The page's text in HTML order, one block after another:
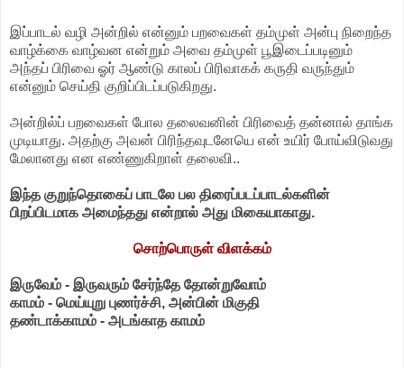
இப்பாடல் வழி அன்றில் என்னும் பறவைகள் தம்முள் அன்பு நிறைந்த
வாழ்க்கை வாழ்வன என்றும் அவை தம்முள் பூஇடைப்படினும்
அந்தப் பிரிவை ஓர் ஆண்டு காலப் பிரிவாகக் கருதி வருந்தும்
என்னும் செய்தி குறிப்பிடப்படுகிறது.
அன்றில்ப் பறவைகள் போல தலைவனின் பிரிவைத் தன்னால் தாங்க
முடியாது. அதற்கு அவன் பிரிந்தவுடனேயெ என் உயிர் போய்விடுவது
மேலானது என எண்ணுகிறாள் தலைவி..
இந்த குறுந்தொகைப் பாடலே பல திரைப்படப்பாடல்களின்
பிறப்பிடமாக அமைந்தது என்றால் அது மிகையாகாது.
சொற்பொருள் விளக்கம்
இருவேம் - இருவரும் சேர்ந்தே தோன்றுவோம்
காமம் - மெய்யுறு புணர்ச்சி, அன்பின் மிகுதி
தண்டாக்காமம் - அடங்காத காமம்